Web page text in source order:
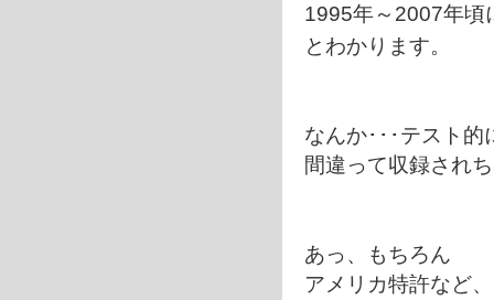
1995年～2007年頃
とわかります。
なんか･･･テスト
間違って収録され
あっ、もちろん
アメリカ特許など